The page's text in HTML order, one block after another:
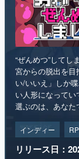
運営：株式会社
“ぜんめつ”してし
宮からの脱出を
い/いいえ」しか
い人形になって
選ぶのは、あなた
インディー
リリース日：